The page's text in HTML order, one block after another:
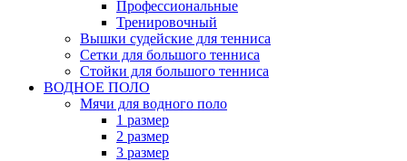
Профессиональные
Тренировочный
Вышки судейские для тенниса
Сетки для большого тенниса
Стойки для большого тенниса
ВОДНОЕ ПОЛО
Мячи для водного поло
1 размер
2 размер
3 размер